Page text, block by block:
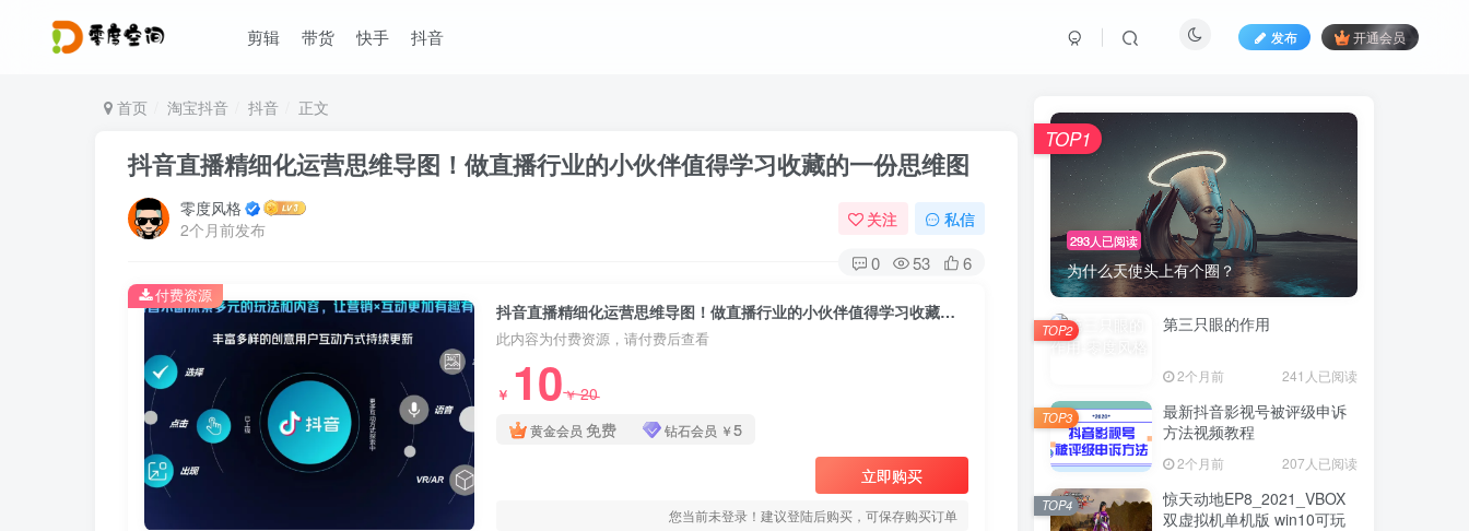
剪辑 带货 快手 抖音 发布 开通会员
首页 淘宝抖音 抖音 正文
抖音直播精细化运营思维导图！做直播行业的小伙伴值得学习收藏的一份思维图
零度风格
2个月前发布
关注 私信
0 53 6
抖音直播精细化运营思维导图！做直播行业的小伙伴值得学习收藏的一份思维图
此内容为付费资源，请付费后查看
￥ 10￥20
黄金会员 免费 钻石会员 ￥5
立即购买
您当前未登录！建议登陆后购买，可保存购买订单
付费资源
293人已阅读
为什么天使头上有个圈？
TOP1
第三只眼的作用
2个月前 241人已阅读
TOP2
最新抖音影视号被评级申诉
方法视频教程
2个月前 207人已阅读
TOP3
惊天动地EP8_2021_VBOX
双虚拟机单机版 win10可玩
TOP4